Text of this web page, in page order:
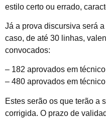
estilo certo ou errado,
Já a prova discursiva será
caso, de até 30 linhas,
convocados:
– 182 aprovados em
– 480 aprovados em técnico
Estes serão os que terão a
corrigida. O prazo de